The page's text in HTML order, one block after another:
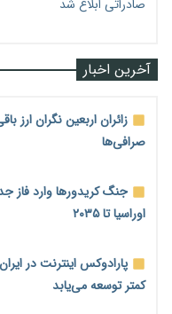
صادراتی ابلاغ شد
آخرین اخبار
زائران اربعین نگران ارز
صرافی‌ها
اوراسیا تا ۲۰۳۵
پارادوکس اینترنت در
کمتر توسعه می‌یابد